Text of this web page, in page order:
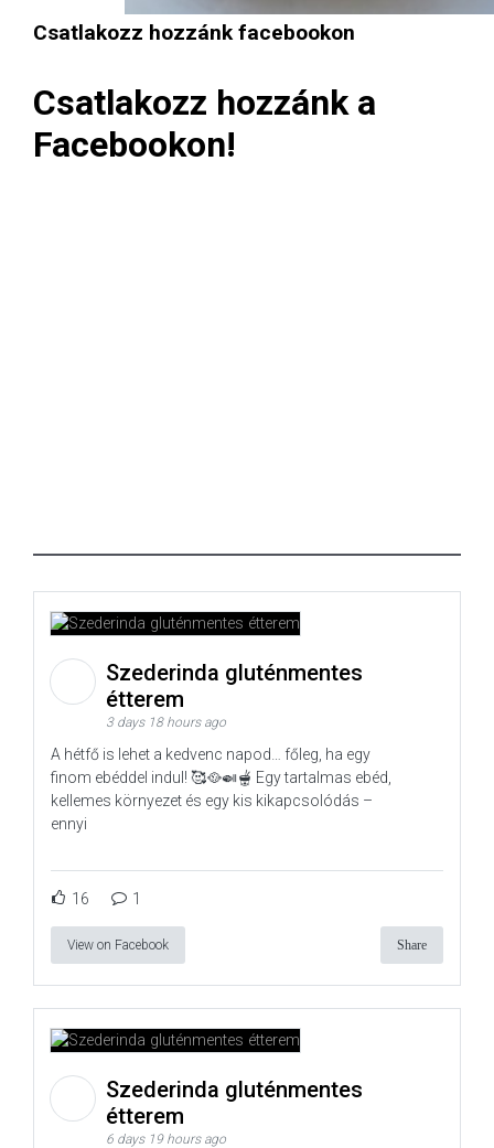
Csatlakozz hozzánk facebookon
Csatlakozz hozzánk a
Facebookon!
Szederinda gluténmentes
étterem
3 days 18 hours ago
A hétfő is lehet a kedvenc napod… főleg, ha egy
finom ebéddel indul! 🥰🥘🍛🫕 Egy tartalmas ebéd,
kellemes környezet és egy kis kikapcsolódás –
ennyi
16 1
View on Facebook Share
Szederinda gluténmentes
étterem
6 days 19 hours ago